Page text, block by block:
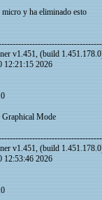
micro y ha eliminado esto
v1.451, (build
12:21:15 2026
Mode
v1.451, (build
12:53:46 2026